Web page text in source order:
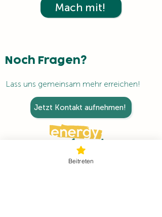
Mach mit!
Noch Fragen?
Lass uns gemeinsam mehr erreichen!
Jetzt Kontakt aufnehmen!
service@energyfamily.at
Beitreten